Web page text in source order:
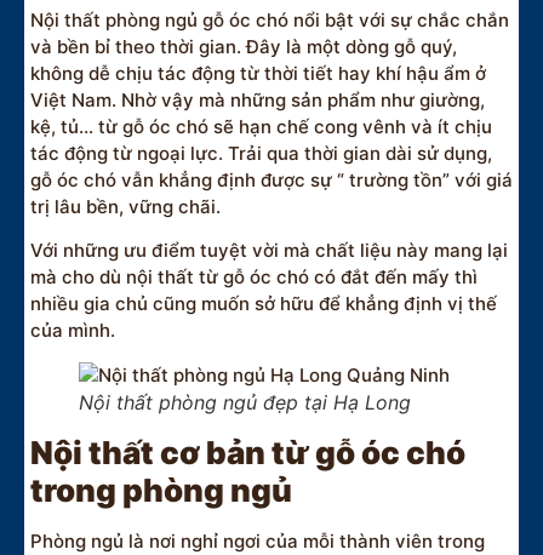
Nội thất phòng ngủ gỗ óc chó nổi bật với sự chắc chắn
và bền bỉ theo thời gian. Đây là một dòng gỗ quý,
không dễ chịu tác động từ thời tiết hay khí hậu ẩm ở
Việt Nam. Nhờ vậy mà những sản phẩm như giường,
kệ, tủ… từ gỗ óc chó sẽ hạn chế cong vênh và ít chịu
tác động từ ngoại lực. Trải qua thời gian dài sử dụng,
gỗ óc chó vẫn khẳng định được sự “ trường tồn” với giá
trị lâu bền, vững chãi.
Với những ưu điểm tuyệt vời mà chất liệu này mang lại
mà cho dù nội thất từ gỗ óc chó có đắt đến mấy thì
nhiều gia chủ cũng muốn sở hữu để khẳng định vị thế
của mình.
Nội thất phòng ngủ đẹp tại Hạ Long
Nội thất cơ bản từ gỗ óc chó
trong phòng ngủ
Phòng ngủ là nơi nghỉ ngơi của mỗi thành viên trong